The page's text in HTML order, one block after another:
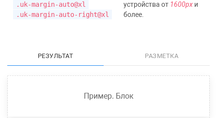
.uk-margin-auto@xl
.uk-margin-auto-right@xl
устройства от 1600px и
более.
РЕЗУЛЬТАТ РАЗМЕТКА
Пример. Блок